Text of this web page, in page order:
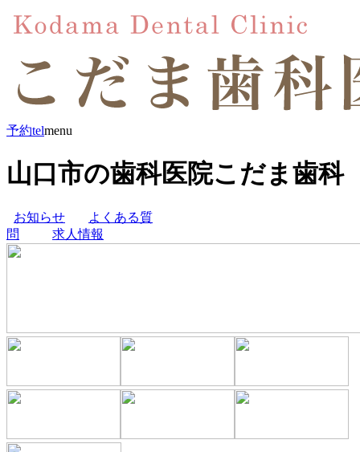
予約telmenu
山口市の歯科医院こだま歯科
お知らせ
よくある質
問
求人情報